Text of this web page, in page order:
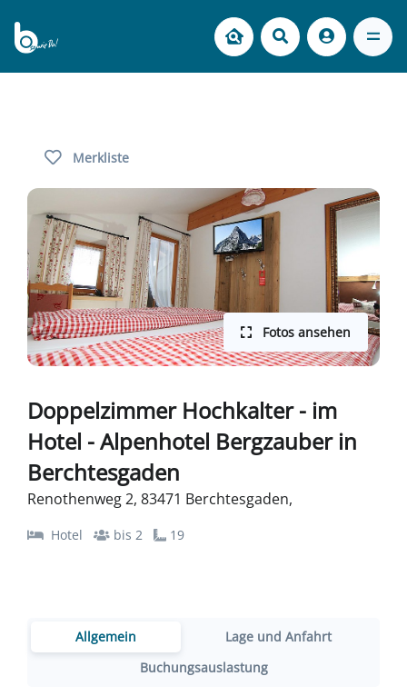
Merkliste
Fotos ansehen
Doppelzimmer Hochkalter - im
Hotel - Alpenhotel Bergzauber in
Berchtesgaden
Renothenweg 2, 83471 Berchtesgaden,
Hotel bis 2 19
Allgemein
Lage und Anfahrt
Buchungsauslastung